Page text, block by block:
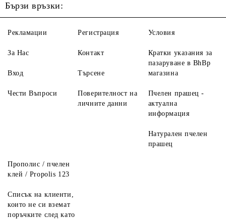
Бързи връзки:
Рекламации
За Нас
Вход
Чести Въпроси
Регистрация
Контакт
Търсене
Поверителност на
личните данни
Условия
Кратки указания за
пазаруване в BhBp
магазина
Пчелен прашец -
актуална
информация
Натурален пчелен
прашец
Прополис / пчелен
клей / Propolis 123
Списък на клиенти,
които не си вземат
поръчките след като